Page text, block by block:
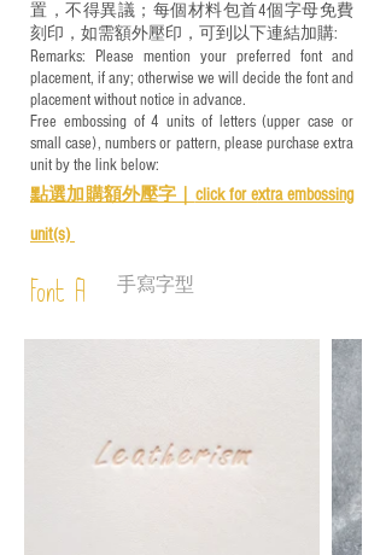
置，不得異議；每個材料包首4個字母免費
刻印，如需額外壓印，可到以下連結加購:
Remarks: Please mention your preferred font and
placement, if any; otherwise we will decide the font and
placement without notice in advance.
Free embossing of 4 units of letters (upper case or
small case), numbers or pattern, please purchase extra
unit by the link below:
點選加購額外壓字｜ click for extra embossing
unit(s)
Font A 手寫字型